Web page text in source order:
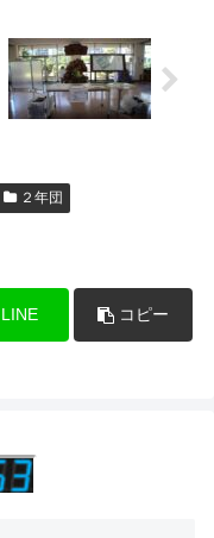
２年団
LINE コピー